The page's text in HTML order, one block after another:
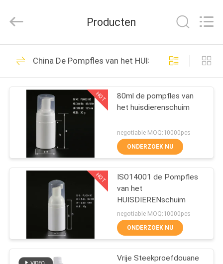
HUIS
PRODUCTEN
ONGEVEER
FABRIEKSREIS
KWALITEITSCONTROLE
CONTACTEER
ONS
Reserved.
Plastic lotionpomp
80
De Pomp van de
lotionautomaat
93
Producten
China De Pompfles van het HUISDIERENschuim
HOT
80ml de pompfles van
het huisdierenschuim
negotiable MOQ:10000pcs
ONDERZOEK NU
HOT
ISO14001 de Pompfles
van het
HUISDIERENschuim
negotiable MOQ:10000pcs
ONDERZOEK NU
Vrije Steekproefdouane